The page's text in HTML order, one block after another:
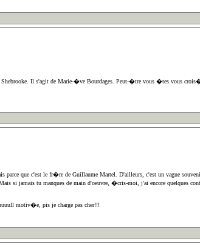
Il s'agit de Marie-�ve Bourdages. Peut-�tre vous �tes vous
que c'est le fr�re de Guillaume Martel. D'ailleurs, c'est un vague
si jamais tu manques de main d'oeuvre, �cris-moi, j'ai encore quelques
motiv�e, pis je charge pas cher!!!